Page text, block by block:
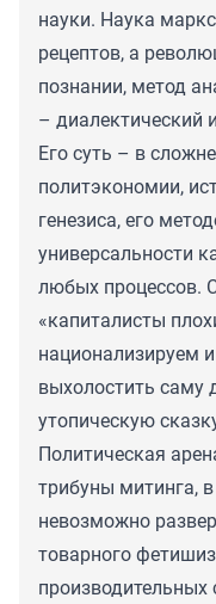
науки. Наука
рецептов, а
познании, метод
– диалектический
Его суть – в
политэкономии,
генезиса, его
универсальности
любых процессов.
«капиталисты
национализируем
выхолостить саму
утопическую
Политическая
трибуны митинга,
невозможно
товарного
производительных